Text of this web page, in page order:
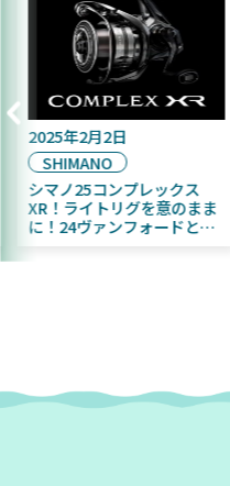
2025年2月2日
SHIMANO
シマノ25コンプレックス
XR！ライトリグを意のまま
に！24ヴァンフォードとの